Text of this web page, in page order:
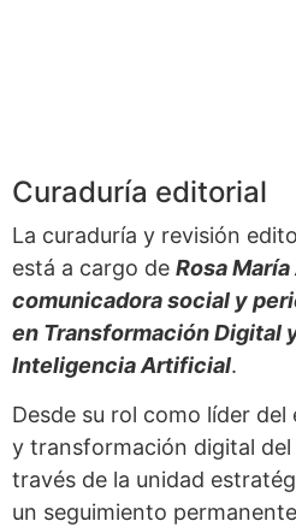
Curaduría editorial
La curaduría y revisión
está a cargo de Rosa
comunicadora social y
en Transformación Digital
Inteligencia Artificial.
Desde su rol como líder
y transformación digital del
través de la unidad
un seguimiento